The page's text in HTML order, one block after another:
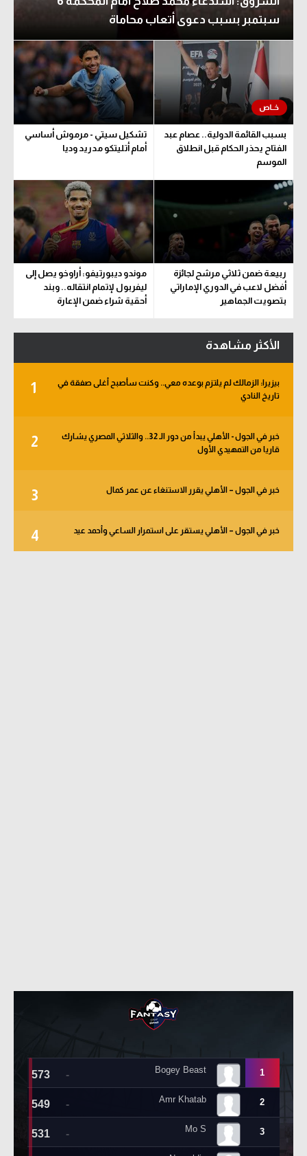
سبتمبر بسبب دعوى أتعاب محاماة
بسبب القائمة الدولية.. عصام عبد
الفتاح يحذر الحكام قبل انطلاق
الموسم
تشكيل سيتي - مرموش أساسي
أمام أتليتكو مدريد وديا
ربيعة ضمن ثلاثي مرشح لجائزة
أفضل لاعب في الدوري الإماراتي
بتصويت الجماهير
موندو ديبورتيفو: أراوخو يصل إلى
ليفربول لإتمام انتقاله.. وبند
أحقية شراء ضمن الإعارة
الأكثر مشاهدة
1
بيزيرا: الزمالك لم يلتزم بوعده معي.. وكنت سأصبح أغلى صفقة في
تاريخ النادي
2
خبر في الجول - الأهلي يبدأ من دور الـ 32.. والثلاثي المصري يشارك
قاريا من التمهيدي الأول
3 خبر في الجول – الأهلي يقرر الاستنغاء عن عمر كمال
4 خبر في الجول – الأهلي يستقر على استمرار الساعي وأحمد عيد